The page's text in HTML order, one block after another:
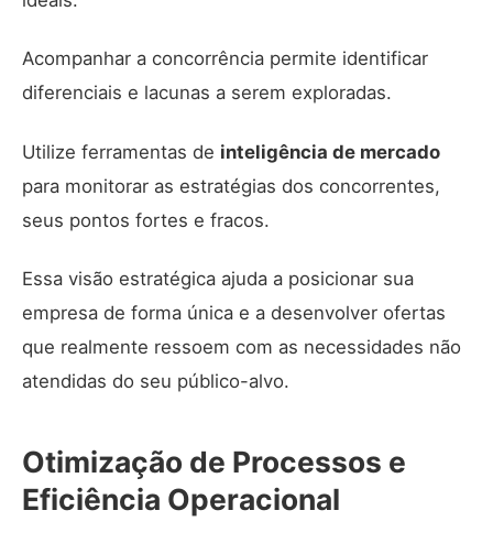
Acompanhar a concorrência permite identificar
diferenciais e lacunas a serem exploradas.
Utilize ferramentas de inteligência de mercado
para monitorar as estratégias dos concorrentes,
seus pontos fortes e fracos.
Essa visão estratégica ajuda a posicionar sua
empresa de forma única e a desenvolver ofertas
que realmente ressoem com as necessidades não
atendidas do seu público-alvo.
Otimização de Processos e
Eficiência Operacional